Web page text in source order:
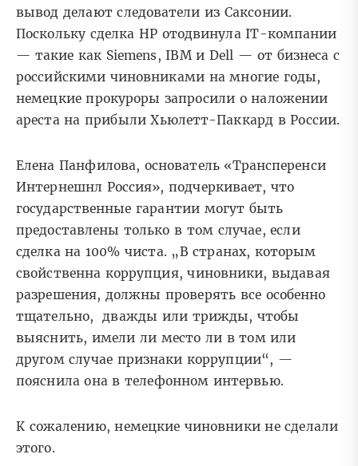
вывод делают следователи из Саксонии.
Поскольку сделка HP отодвинула IT-компании
— такие как Siemens, IBM и Dell — от бизнеса с
российскими чиновниками на многие годы,
немецкие прокуроры запросили о наложении
ареста на прибыли Хьюлетт-Паккард в России.
Елена Панфилова, основатель «Трансперенси
Интернешнл Россия», подчеркивает, что
государственные гарантии могут быть
предоставлены только в том случае, если
сделка на 100% чиста. „В странах, которым
свойственна коррупция, чиновники, выдавая
разрешения, должны проверять все особенно
тщательно, дважды или трижды, чтобы
выяснить, имели ли место ли в том или
другом случае признаки коррупции“, —
пояснила она в телефонном интервью.
К сожалению, немецкие чиновники не сделали
этого.